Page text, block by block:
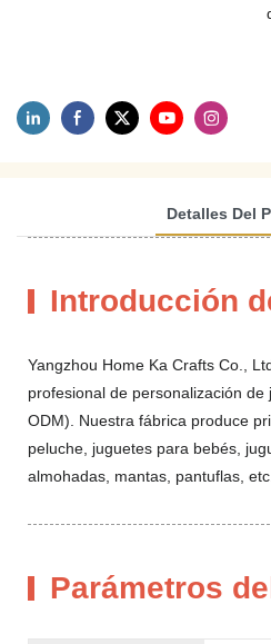
Detalles Del
Introducción
Yangzhou Home Ka Crafts Co.,
profesional de personalización
ODM). Nuestra fábrica produce
peluche, juguetes para bebés,
almohadas, mantas, pantuflas, etc.
Parámetros